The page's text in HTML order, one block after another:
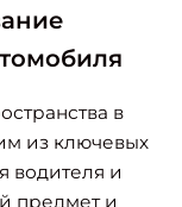
в
из ключевых
водителя и
предмет и